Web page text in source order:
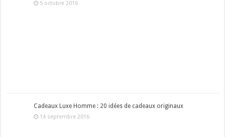
5 octobre 2016
Cadeaux Luxe Homme : 20 idées de cadeaux originaux
14 septembre 2016